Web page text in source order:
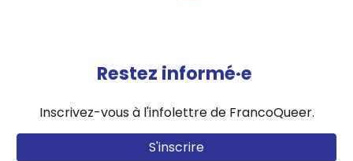
Restez informé·e
Inscrivez-vous à l'infolettre de FrancoQueer.
S'inscrire